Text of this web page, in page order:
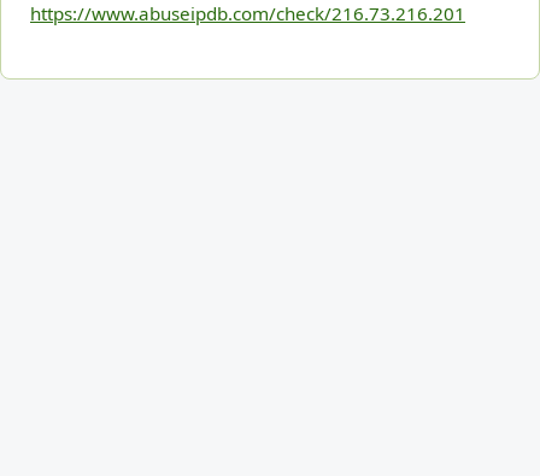
https://www.abuseipdb.com/check/216.73.216.201